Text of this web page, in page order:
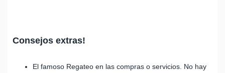
Consejos extras!
El famoso Regateo en las compras o servicios. No hay